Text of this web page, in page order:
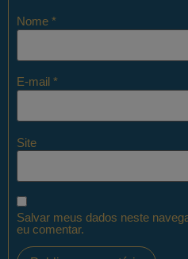
Nome *
E-mail *
Site
Salvar meus dados neste
eu comentar.